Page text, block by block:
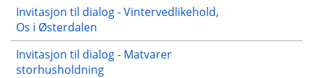
Invitasjon til dialog - Vintervedlikehold,
Os i Østerdalen
Invitasjon til dialog - Matvarer
storhusholdning